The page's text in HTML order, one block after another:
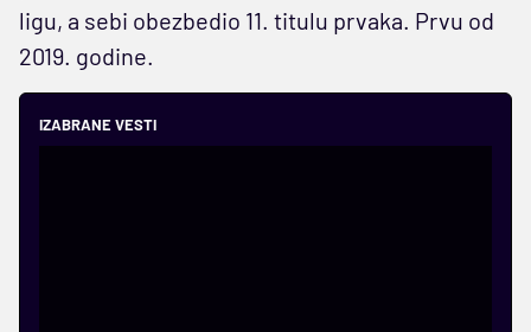
ligu, a sebi obezbedio 11. titulu prvaka. Prvu od
2019. godine.
IZABRANE VESTI